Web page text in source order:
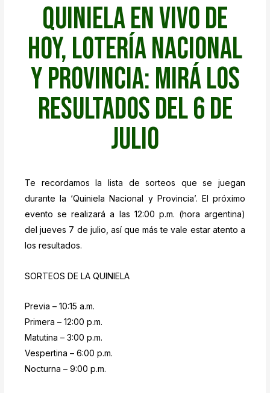
Quiniela EN VIVO de
hoy, Lotería Nacional
y Provincia: mirá los
resultados del 6 de
julio
Te recordamos la lista de sorteos que se juegan
durante la ‘Quiniela Nacional y Provincia’. El próximo
evento se realizará a las 12:00 p.m. (hora argentina)
del jueves 7 de julio, así que más te vale estar atento a
los resultados.
SORTEOS DE LA QUINIELA
Previa – 10:15 a.m.
Primera – 12:00 p.m.
Matutina – 3:00 p.m.
Vespertina – 6:00 p.m.
Nocturna – 9:00 p.m.